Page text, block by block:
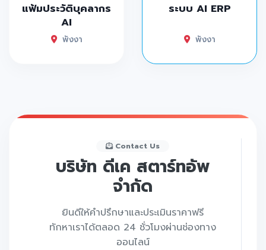
แฟ้มประวัติบุคลากร
AI
พังงา
ระบบ AI ERP
พังงา
Contact Us
บริษัท ดีเค สตาร์ทอัพ
จำกัด
ยินดีให้คำปรึกษาและประเมินราคาฟรี
ทักหาเราได้ตลอด 24 ชั่วโมงผ่านช่องทาง
ออนไลน์